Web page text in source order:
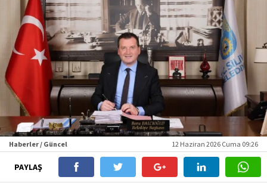
Haberler / Güncel 12 Haziran 2026 Cuma 09:26
PAYLAŞ